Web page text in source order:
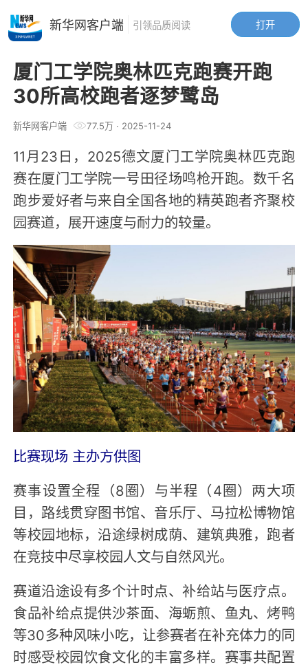
厦门工学院奥林匹克跑赛开跑
30所高校跑者逐梦鹭岛
新华网客户端 77.5万· 2025-11-24
11月23日，2025德文厦门工学院奥林匹克跑
赛在厦门工学院一号田径场鸣枪开跑。数千名
跑步爱好者与来自全国各地的精英跑者齐聚校
园赛道，展开速度与耐力的较量。
比赛现场 主办方供图
赛事设置全程（8圈）与半程（4圈）两大项
目，路线贯穿图书馆、音乐厅、马拉松博物馆
等校园地标，沿途绿树成荫、建筑典雅，跑者
在竞技中尽享校园人文与自然风光。
赛道沿途设有多个计时点、补给站与医疗点。
食品补给点提供沙茶面、海蛎煎、鱼丸、烤鸭
等30多种风味小吃，让参赛者在补充体力的同
时感受校园饮食文化的丰富多样。赛事共配置
打开
新华网客户端 引领品质阅读